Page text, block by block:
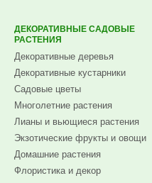
ДЕКОРАТИВНЫЕ САДОВЫЕ
РАСТЕНИЯ
Декоративные деревья
Декоративные кустарники
Садовые цветы
Многолетние растения
Лианы и вьющиеся растения
Экзотические фрукты и овощи
Домашние растения
Флористика и декор